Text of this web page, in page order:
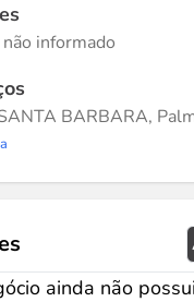
informado
BARBARA,
ainda não